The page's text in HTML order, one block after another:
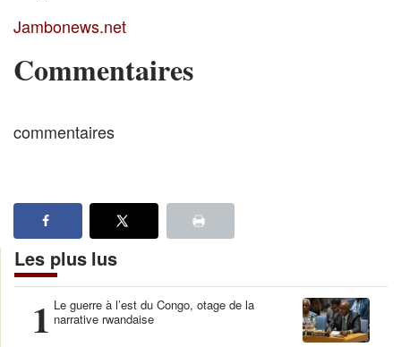
Jambonews.net
Commentaires
commentaires
Les plus lus
1 Le guerre à l’est du Congo, otage de la
narrative rwandaise